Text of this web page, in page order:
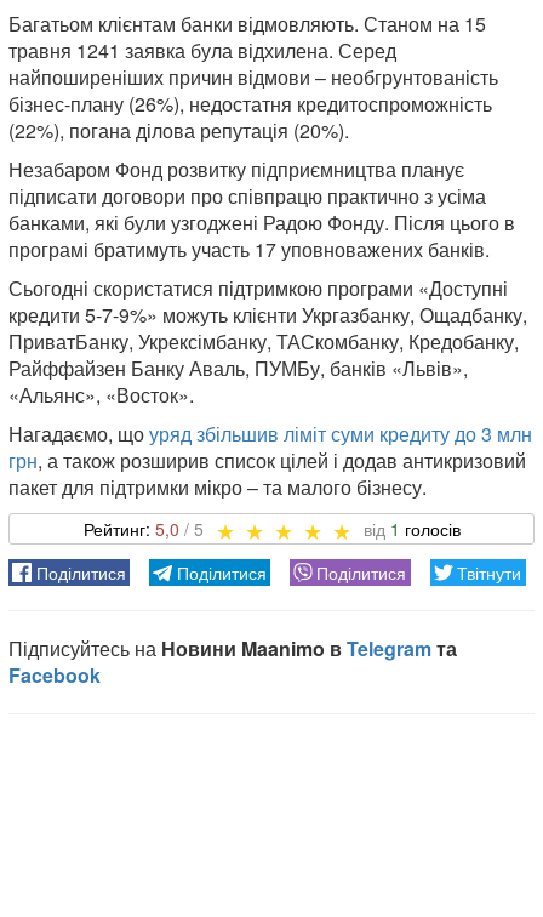
Багатьом клієнтам банки відмовляють. Станом на 15
травня 1241 заявка була відхилена. Серед
найпоширеніших причин відмови – необгрунтованість
бізнес-плану (26%), недостатня кредитоспроможність
(22%), погана ділова репутація (20%).
Незабаром Фонд розвитку підприємництва планує
підписати договори про співпрацю практично з усіма
банками, які були узгоджені Радою Фонду. Після цього в
програмі братимуть участь 17 уповноважених банків.
Сьогодні скористатися підтримкою програми «Доступні
кредити 5-7-9%» можуть клієнти Укргазбанку, Ощадбанку,
ПриватБанку, Укрексімбанку, ТАСкомбанку, Кредобанку,
Райффайзен Банку Аваль, ПУМБу, банків «Львів»,
«Альянс», «Восток».
Нагадаємо, щоуряд збільшив ліміт суми кредиту до 3 млн
грн, а також розширив список цілей і додав антикризовий
пакет для підтримки мікро – та малого бізнесу.
5,0 1